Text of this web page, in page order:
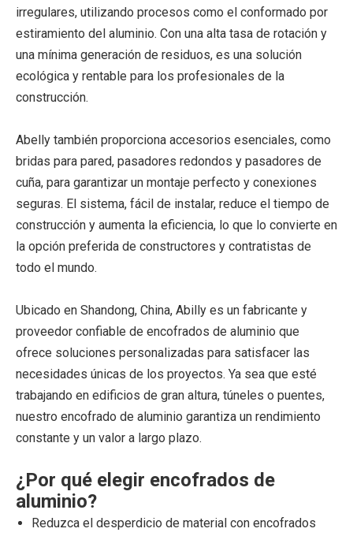
irregulares, utilizando procesos como el conformado por
estiramiento del aluminio. Con una alta tasa de rotación y
una mínima generación de residuos, es una solución
ecológica y rentable para los profesionales de la
construcción.
Abelly también proporciona accesorios esenciales, como
bridas para pared, pasadores redondos y pasadores de
cuña, para garantizar un montaje perfecto y conexiones
seguras. El sistema, fácil de instalar, reduce el tiempo de
construcción y aumenta la eficiencia, lo que lo convierte en
la opción preferida de constructores y contratistas de
todo el mundo.
Ubicado en Shandong, China, Abilly es un fabricante y
proveedor confiable de encofrados de aluminio que
ofrece soluciones personalizadas para satisfacer las
necesidades únicas de los proyectos. Ya sea que esté
trabajando en edificios de gran altura, túneles o puentes,
nuestro encofrado de aluminio garantiza un rendimiento
constante y un valor a largo plazo.
¿Por qué elegir encofrados de
aluminio?
Reduzca el desperdicio de material con encofrados